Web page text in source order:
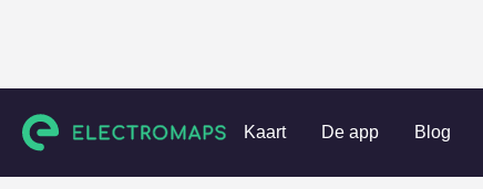
Kaart De app Blog
Charging stations Duitsland Mittelfranken